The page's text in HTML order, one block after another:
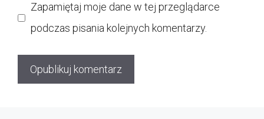
Zapamiętaj moje dane w tej przeglądarce
podczas pisania kolejnych komentarzy.